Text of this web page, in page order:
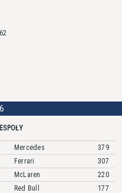
Mercedes
379
Ferrari
307
McLaren
220
Red Bull
177